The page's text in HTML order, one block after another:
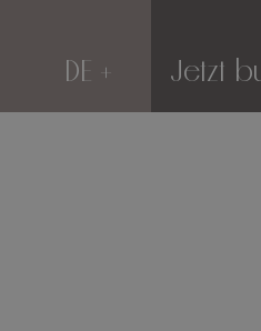
DE Jetzt